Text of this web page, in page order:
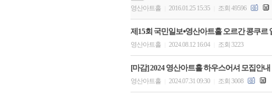
영산아트홀 2016.01.25 15:35 조회 49596
제15회 국민일보⦁영산아트홀 오르간 콩쿠르
영산아트홀 2024.08.12 16:04 조회 3223
[마감] 2024 영산아트홀 하우스어셔 모집안내
영산아트홀 2024.07.31 09:30 조회 3008